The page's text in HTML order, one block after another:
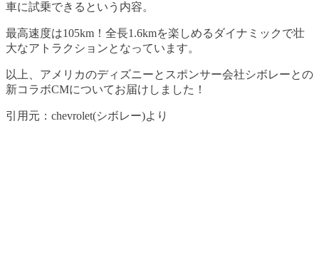
車に試乗できるという内容。
最高速度は105km！全長1.6kmを楽しめるダイナミックで壮
大なアトラクションとなっています。
以上、アメリカのディズニーとスポンサー会社シボレーとの
新コラボCMについてお届けしました！
引用元：chevrolet(シボレー)より